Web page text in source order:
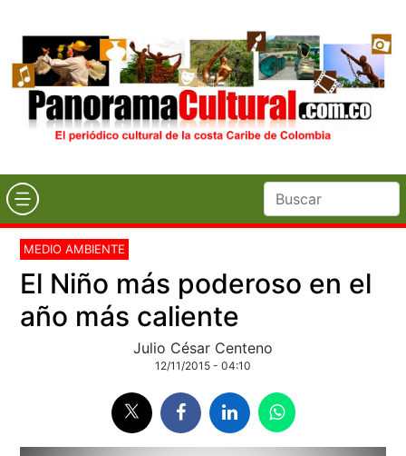
MEDIO AMBIENTE
El Niño más poderoso en el
año más caliente
Julio César Centeno
12/11/2015 - 04:10